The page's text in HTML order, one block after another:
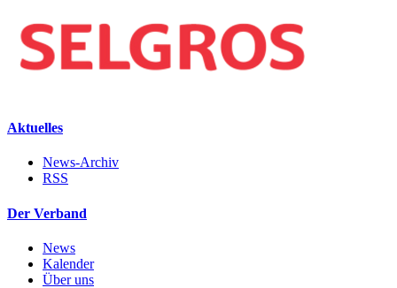
Aktuelles
News-Archiv
RSS
Der Verband
News
Kalender
Über uns